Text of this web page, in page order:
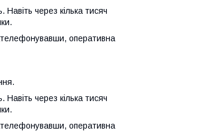
Навіть через кілька тисяч
оперативна
Навіть через кілька тисяч
оперативна